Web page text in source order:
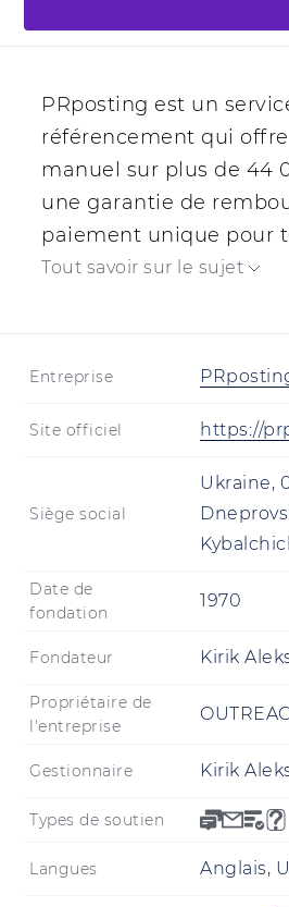
PRposting est un
référencement qui
manuel sur plus de 44
une garantie de
paiement unique pour
de placement.
Tout savoir sur le sujet
Entreprise
Site officiel https://
Siège social
Ukraine,
Date de
fondation
1970
Fondateur Kirik
Propriétaire de
l'entreprise
Gestionnaire Kirik
Types de soutien
Langues Anglais,